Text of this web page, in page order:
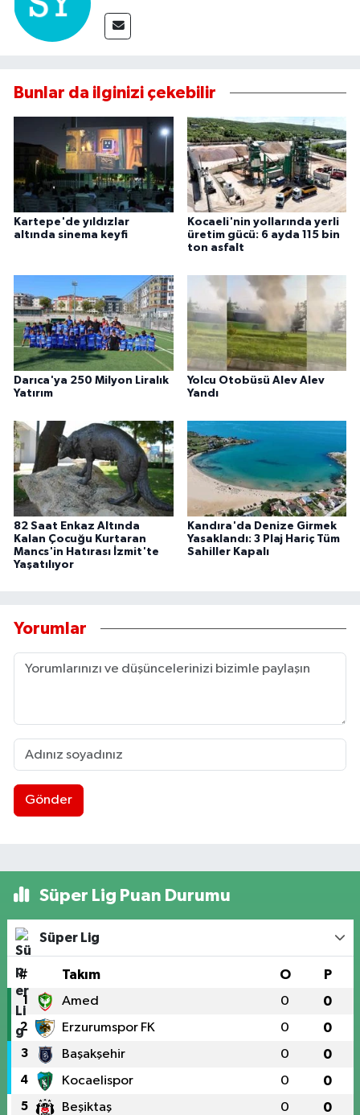
Bunlar da ilginizi çekebilir
Kartepe'de yıldızlar
altında sinema keyfi
Kocaeli'nin yollarında yerli
üretim gücü: 6 ayda 115 bin
ton asfalt
Darıca'ya 250 Milyon Liralık
Yatırım
Yolcu Otobüsü Alev Alev
Yandı
82 Saat Enkaz Altında
Kalan Çocuğu Kurtaran
Mancs'in Hatırası İzmit'te
Yaşatılıyor
Kandıra'da Denize Girmek
Yasaklandı: 3 Plaj Hariç Tüm
Sahiller Kapalı
Yorumlar
Gönder
Süper Lig Puan Durumu
Süper Lig
# Takım O P
1 Amed 0 0
2 Erzurumspor FK 0 0
3 Başakşehir 0 0
4 Kocaelispor 0 0
5 Beşiktaş 0 0